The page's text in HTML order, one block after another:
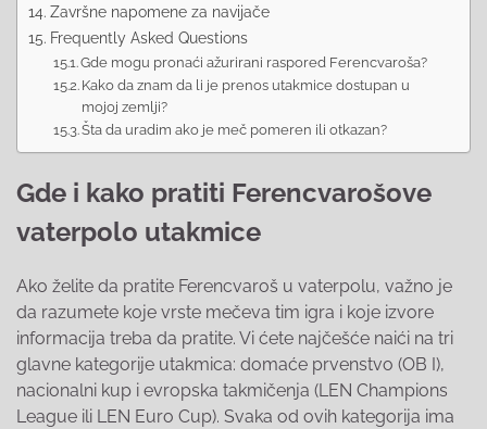
Završne napomene za navijače
Frequently Asked Questions
Gde mogu pronaći ažurirani raspored Ferencvaroša?
Kako da znam da li je prenos utakmice dostupan u
mojoj zemlji?
Šta da uradim ako je meč pomeren ili otkazan?
Gde i kako pratiti Ferencvarošove
vaterpolo utakmice
Ako želite da pratite Ferencvaroš u vaterpolu, važno je
da razumete koje vrste mečeva tim igra i koje izvore
informacija treba da pratite. Vi ćete najčešće naići na tri
glavne kategorije utakmica: domaće prvenstvo (OB I),
nacionalni kup i evropska takmičenja (LEN Champions
League ili LEN Euro Cup). Svaka od ovih kategorija ima